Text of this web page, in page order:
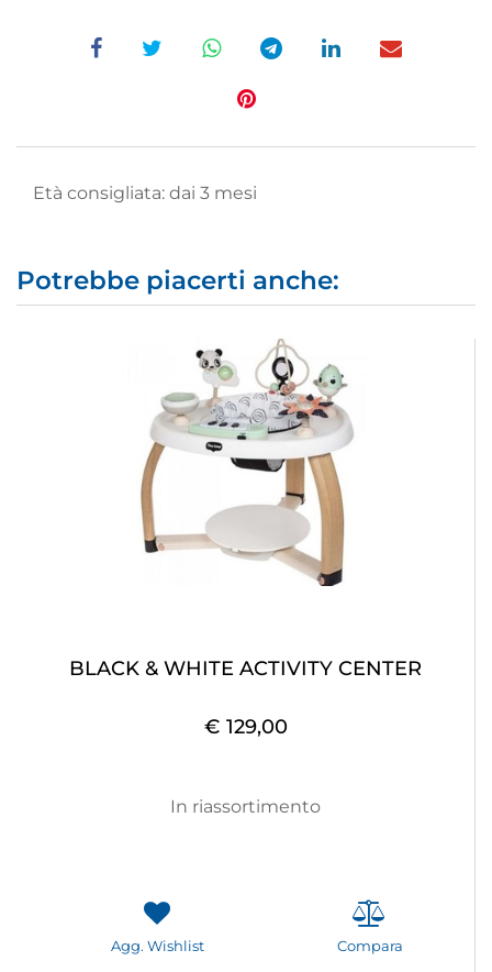
Età consigliata: dai 3 mesi
Potrebbe piacerti anche:
BLACK & WHITE ACTIVITY CENTER
€ 129,00
In riassortimento
Agg. Wishlist Compara